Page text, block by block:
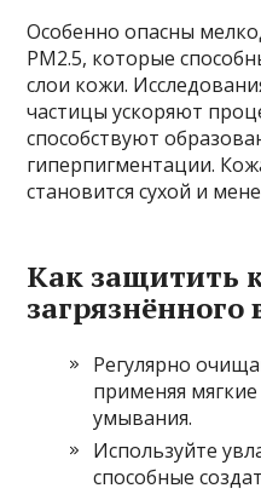
Особенно опасны
PM2.5, которые
слои кожи.
частицы ускоряют
способствуют
гиперпигментации.
становится сухой и
Как защитить
загрязнённого
Регулярно
применяя
умывания.
Используйте
способные